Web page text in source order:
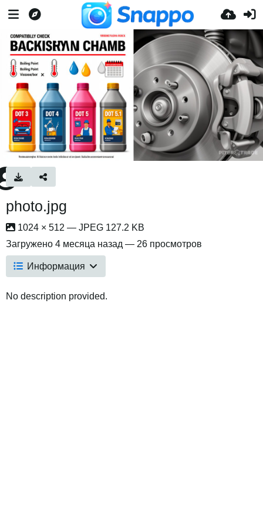
photo.jpg
1024 × 512 — JPEG 127.2 KB
Загружено 4 месяца назад — 26 просмотров
Информация
No description provided.